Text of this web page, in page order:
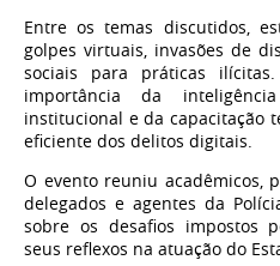
Entre os temas discutidos,
golpes virtuais, invasões de
sociais para práticas
importância da
institucional e da capacitação
eficiente dos delitos digitais.
O evento reuniu acadêmicos,
delegados e agentes da
sobre os desafios impostos
seus reflexos na atuação do